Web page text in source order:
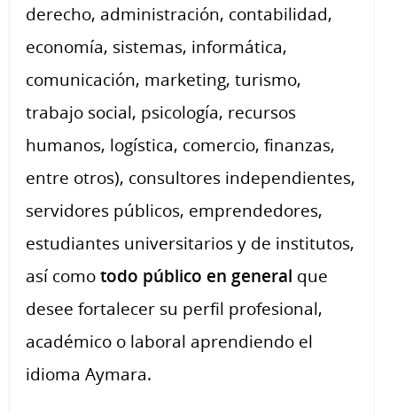
derecho, administración, contabilidad,
economía, sistemas, informática,
comunicación, marketing, turismo,
trabajo social, psicología, recursos
humanos, logística, comercio, finanzas,
entre otros), consultores independientes,
servidores públicos, emprendedores,
estudiantes universitarios y de institutos,
así como todo público en general que
desee fortalecer su perfil profesional,
académico o laboral aprendiendo el
idioma Aymara.